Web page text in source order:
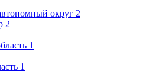
округ 2
2
1
1